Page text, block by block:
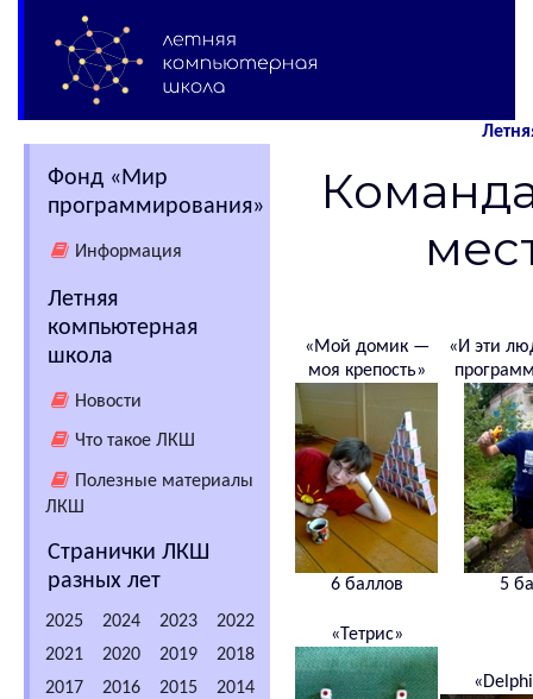
Фонд «Мир
программирования»
Информация
Летняя
компьютерная
школа
Новости
Что такое ЛКШ
Полезные материалы
ЛКШ
Странички ЛКШ
разных лет
2025 2024 2023
2022
2021
2020 2019
2018
2017
2016 2015
2014
«Мой домик —
моя крепость»
6 баллов
«И эти
5
«Тетрис»